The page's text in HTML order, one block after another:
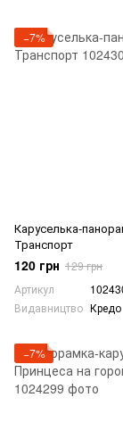
−7%
Каруселька-
Транспорт
120 грн 129 грн
Артикул
Видавництво Кредо
−7%